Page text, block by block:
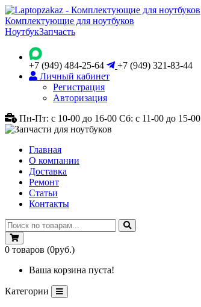
Комплектующие для ноутбуков
НоутбукЗапчасть
+7 (949) 484-25-64
+7 (949) 321-83-44
Личный кабинет
Регистрация
Авторизация
Пн-Пт: с 10-00 до 16-00 Сб: с 11-00 до 15-00
Главная
О компании
Доставка
Ремонт
Статьи
Контакты
0 товаров (0руб.)
Ваша корзина пуста!
Категории